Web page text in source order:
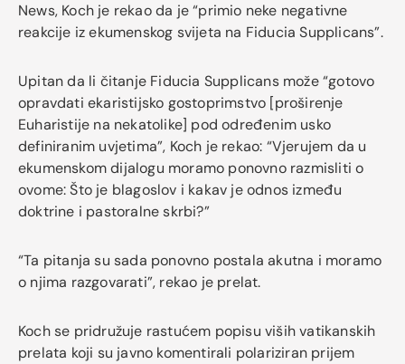
News, Koch je rekao da je “primio neke negativne
reakcije iz ekumenskog svijeta na Fiducia Supplicans”.
Upitan da li čitanje Fiducia Supplicans može “gotovo
opravdati ekaristijsko gostoprimstvo [proširenje
Euharistije na nekatolike] pod određenim usko
definiranim uvjetima”, Koch je rekao: “Vjerujem da u
ekumenskom dijalogu moramo ponovno razmisliti o
ovome: Što je blagoslov i kakav je odnos između
doktrine i pastoralne skrbi?”
“Ta pitanja su sada ponovno postala akutna i moramo
o njima razgovarati”, rekao je prelat.
Koch se pridružuje rastućem popisu viših vatikanskih
prelata koji su javno komentirali polariziran prijem